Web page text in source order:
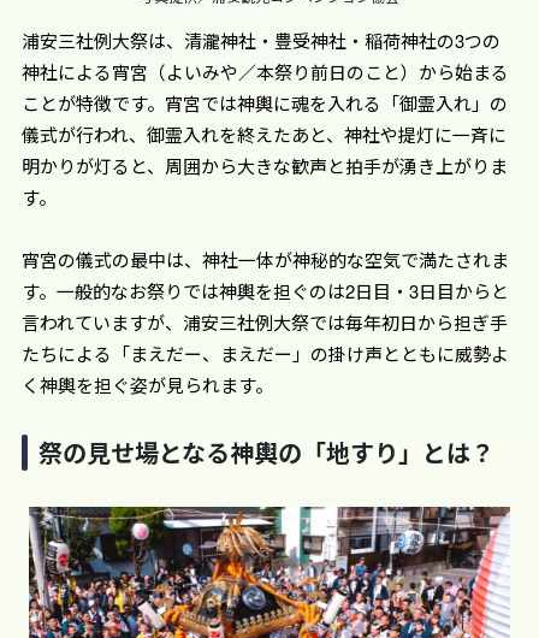
浦安三社例大祭は、清瀧神社・豊受神社・稲荷神社の3つの
神社による宵宮（よいみや／本祭り前日のこと）から始まる
ことが特徴です。宵宮では神輿に魂を入れる「御霊入れ」の
儀式が行われ、御霊入れを終えたあと、神社や提灯に一斉に
明かりが灯ると、周囲から大きな歓声と拍手が湧き上がりま
す。
宵宮の儀式の最中は、神社一体が神秘的な空気で満たされま
す。一般的なお祭りでは神輿を担ぐのは2日目・3日目からと
言われていますが、浦安三社例大祭では毎年初日から担ぎ手
たちによる「まえだー、まえだー」の掛け声とともに威勢よ
く神輿を担ぐ姿が見られます。
祭の見せ場となる神輿の「地すり」とは？